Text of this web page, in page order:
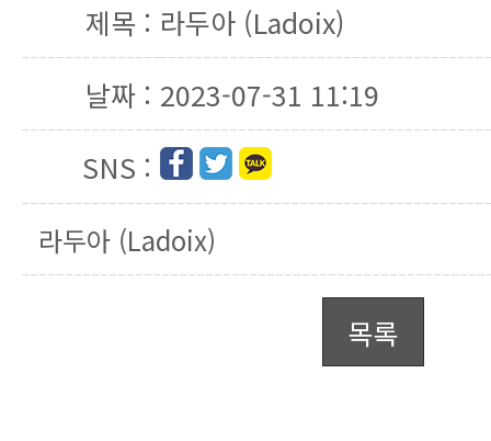
제목 : 라두아 (Ladoix)
날짜 : 2023-07-31 11:19
SNS :
라두아 (Ladoix)
목록